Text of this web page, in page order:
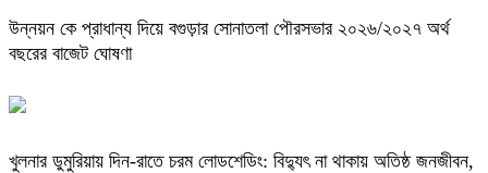
উন্নয়ন কে প্রাধান্য দিয়ে বগুড়ার সোনাতলা পৌরসভার ২০২৬/২০২৭ অর্থ
বছরের বাজেট ঘোষণা
খুলনার ডুমুরিয়ায় দিন-রাতে চরম লোডশেডিং: বিদ্যুৎ না থাকায় অতিষ্ঠ জনজীবন,